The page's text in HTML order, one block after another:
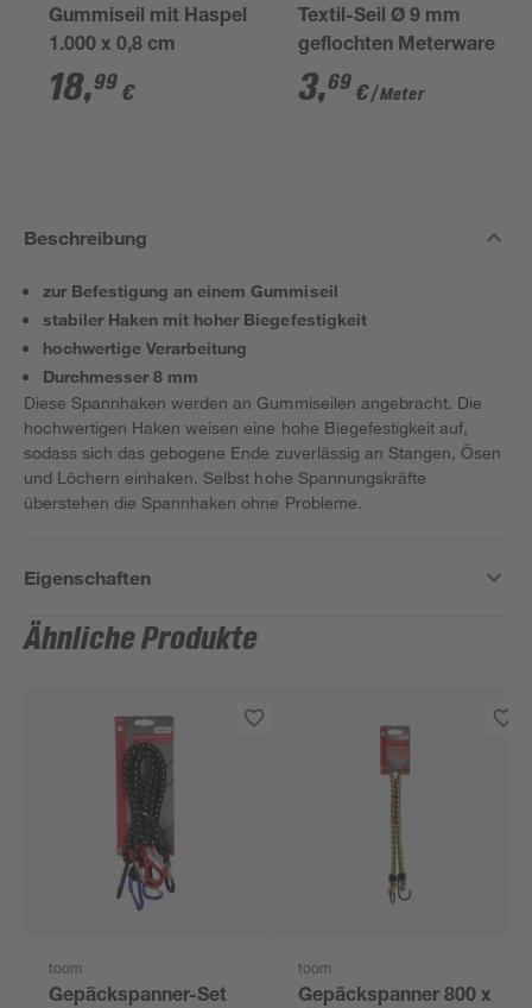
Gummiseil mit Haspel
1.000 x 0,8 cm
18,99 €
Textil-Seil Ø 9 mm
geflochten Meterware
3,69 €/ Meter
Beschreibung
zur Befestigung an einem Gummiseil
stabiler Haken mit hoher Biegefestigkeit
hochwertige Verarbeitung
Durchmesser 8 mm
Diese Spannhaken werden an Gummiseilen angebracht. Die
hochwertigen Haken weisen eine hohe Biegefestigkeit auf,
sodass sich das gebogene Ende zuverlässig an Stangen, Ösen
und Löchern einhaken. Selbst hohe Spannungskräfte
überstehen die Spannhaken ohne Probleme.
Eigenschaften
Ähnliche Produkte
toom
Gepäckspanner-Set
toom
Gepäckspanner 800 x